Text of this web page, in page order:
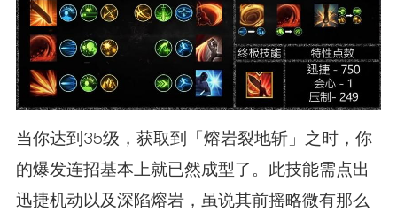
当你达到35级，获取到「熔岩裂地斩」之时，你
的爆发连招基本上就已然成型了。此技能需点出
迅捷机动以及深陷熔岩，虽说其前摇略微有那么